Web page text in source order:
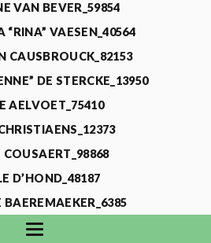
VAN BEVER_59854
“RINA” VAESEN_40564
CAUSBROUCK_82153
DE STERCKE_13950
AELVOET_75410
COUSAERT_98868
D’HOND_48187
BAEREMAEKER_6385
DE WAELE_4731